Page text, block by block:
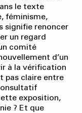
le texte
féminisme,
signifie renoncer
un regard
comité
d’un
à la vérification
pas claire entre
exposition,
? Et que